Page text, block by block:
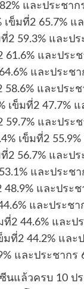
และประชา
ข็มที่2 65.7%
2 59.3% และป
61.6% และประ
และประช
58.6% และประ
เข็มที่2 47.7%
59.7% และประ
เข็มที่2
2 56.7% และป
และประช
และประ
และประช
2 44.6% และ
ที่2 44.2% แล
และประชากร
แล้วครบ 10 ป